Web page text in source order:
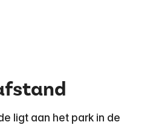
ligt aan het park in de